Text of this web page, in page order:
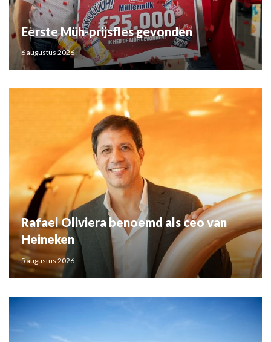
Eerste Müh-prijsfles gevonden
6 augustus 2026
Rafael Oliviera benoemd als ceo van
Heineken
5 augustus 2026